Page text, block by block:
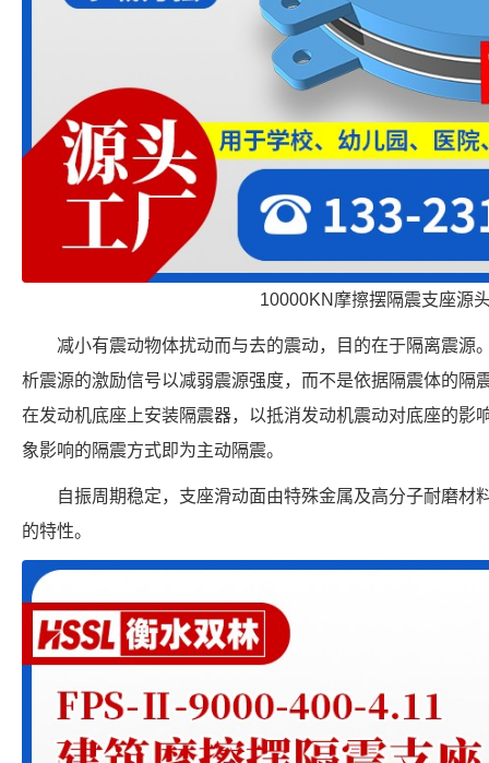
10000KN摩擦摆隔震支座源
减小有震动物体扰动而与去的震动，目的在于隔离震源
析震源的激励信号以减弱震源强度，而不是依据隔震体的隔
在发动机底座上安装隔震器，以抵消发动机震动对底座的影
象影响的隔震方式即为主动隔震。
自振周期稳定，支座滑动面由特殊金属及高分子耐磨材
的特性。